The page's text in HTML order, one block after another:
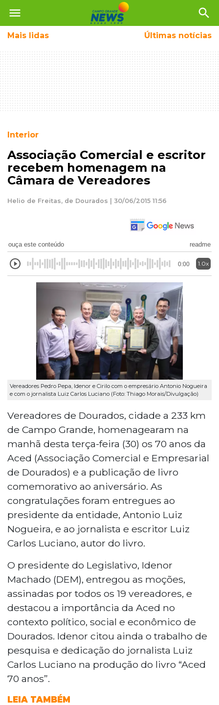
menu search
Mais lidas Últimas notícias
Interior
Associação Comercial e escritor
recebem homenagem na
Câmara de Vereadores
Helio de Freitas, de Dourados | 30/06/2015 11:56
ouça este conteúdo readme
0:00 1.0x
Vereadores Pedro Pepa, Idenor e Cirilo com o empresário Antonio Nogueira
e com o jornalista Luiz Carlos Luciano (Foto: Thiago Morais/Divulgação)
Vereadores de Dourados, cidade a 233 km
de Campo Grande, homenagearam na
manhã desta terça-feira (30) os 70 anos da
Aced (Associação Comercial e Empresarial
de Dourados) e a publicação de livro
comemorativo ao aniversário. As
congratulações foram entregues ao
presidente da entidade, Antonio Luiz
Nogueira, e ao jornalista e escritor Luiz
Carlos Luciano, autor do livro.
O presidente do Legislativo, Idenor
Machado (DEM), entregou as moções,
assinadas por todos os 19 vereadores, e
destacou a importância da Aced no
contexto político, social e econômico de
Dourados. Idenor citou ainda o trabalho de
pesquisa e dedicação do jornalista Luiz
Carlos Luciano na produção do livro “Aced
70 anos”.
LEIA TAMBÉM